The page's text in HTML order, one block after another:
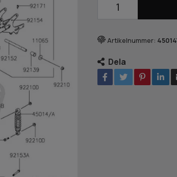
Artikelnummer:
Dela